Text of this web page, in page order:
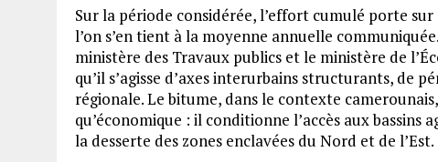
Sur la période considérée, l’effort cumulé porte
l’on s’en tient à la moyenne annuelle
ministère des Travaux publics et le ministère de
qu’il s’agisse d’axes interurbains structurants, de
régionale. Le bitume, dans le contexte
qu’économique : il conditionne l’accès aux
la desserte des zones enclavées du Nord et de l’Est.